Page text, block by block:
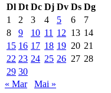
Dl Dt Dc Dj Dv Ds Dg
1
2 3 4 5 6
7
8
9 10 11 12 13 14
15 16 17 18 19 20 21
22 23 24 25 26 27 28
29 30
« Mar
Mai »